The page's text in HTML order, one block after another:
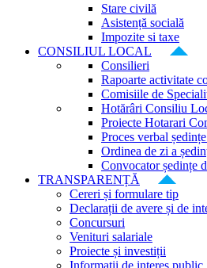
Stare civilă
Asistență socială
Impozite si taxe
CONSILIUL LOCAL
Consilieri
Rapoarte activitate
Comisiile de
Hotărâri Consiliu
Proiecte Hotarari
Proces verbal
Ordinea de zi a
Convocator ședințe
TRANSPARENȚĂ
Cereri și formulare tip
Declarații de avere și de
Concursuri
Venituri salariale
Proiecte și investiții
Informații de interes public